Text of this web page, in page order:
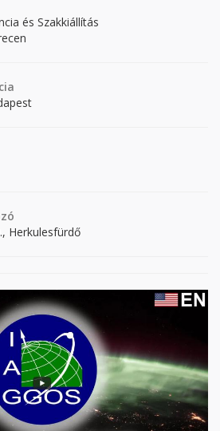
és Szakkiállítás
Herkulesfürdő